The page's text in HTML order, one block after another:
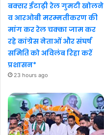
बक्सर ईटाढ़ी रेल गुमटी खोलने
व आरओबी मरम्मतीकरण की
मांग कर रेल चक्का जाम कर
रहे कांग्रेस नेताओं और संघर्ष
समिति को अविलंब रिहा करें
प्रशासन*
23 hours ago